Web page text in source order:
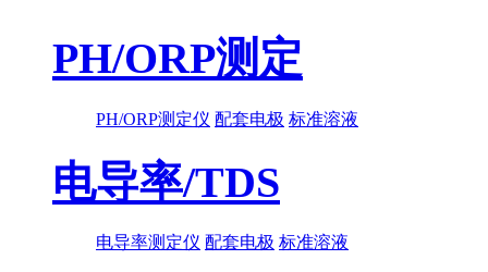
PH/ORP测定
PH/ORP测定仪 配套电极 标准溶液
电导率/TDS
电导率测定仪 配套电极 标准溶液